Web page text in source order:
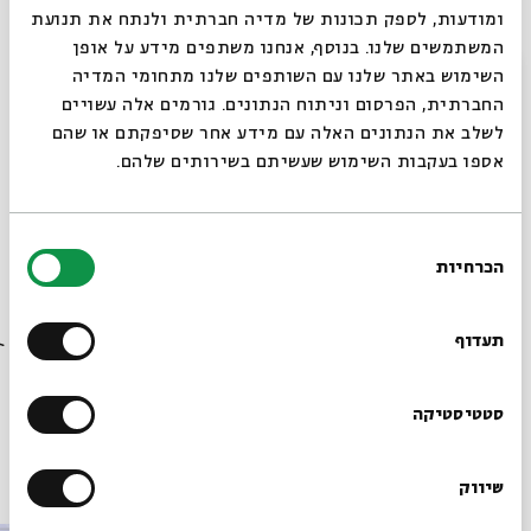
ומודעות, לספק תכונות של מדיה חברתית ולנתח את תנועת
המשתמשים שלנו. בנוסף, אנחנו משתפים מידע על אופן
השימוש באתר שלנו עם השותפים שלנו מתחומי המדיה
החברתית, הפרסום וניתוח הנתונים. גורמים אלה עשויים
לשלב את הנתונים האלה עם מידע אחר שסיפקתם או שהם
אספו בעקבות השימוש שעשיתם בשירותים שלהם.
הסכמה
הכרחיות
תעדוף
סטטיסטיקה
שיווק
שיעור יומי מקרא וספרות בית שני תלמוד וספרות חז"ל
היסטוריה יהודית
– טעמים לברית המילה במקורות יהודיים | ד"ר יעל
הורדת מקורות מתוך אירוע נוהג המילה וגלגוליו בעולם העתיק
סגור